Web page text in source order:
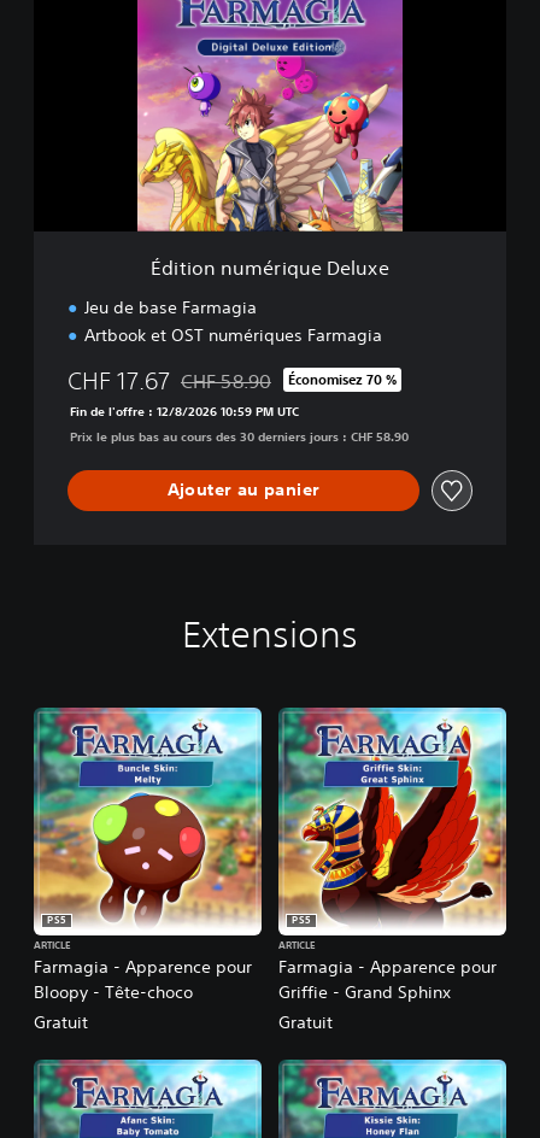
r
Édition numérique Deluxe
Jeu de base Farmagia
Artbook et OST numériques Farmagia
CHF 17.67 Remise par rapport au prix d'origine de CHF
CHF 58.90 Économisez 70 %
Fin de l'offre : 12/8/2026 10:59 PM UTC
Prix le plus bas au cours des 30 derniers jours : CHF 58.90
Ajouter au panier
Extensions
Farmagia - Apparence pour
Bloopy - Tête-choco
PS5
ARTICLE
Gratuit
Farmagia - Apparence pour
Griffie - Grand Sphinx
PS5
ARTICLE
Gratuit